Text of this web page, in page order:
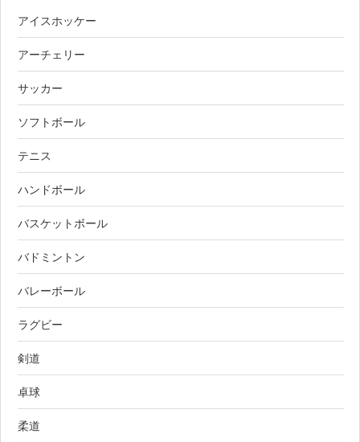
アイスホッケー
アーチェリー
サッカー
ソフトボール
テニス
ハンドボール
バスケットボール
バドミントン
バレーボール
ラグビー
剣道
卓球
柔道